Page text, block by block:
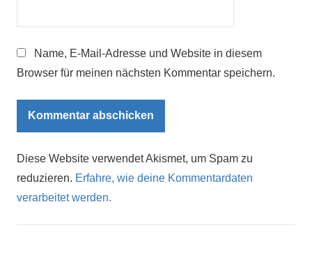
Name, E-Mail-Adresse und Website in diesem
Browser für meinen nächsten Kommentar speichern.
Diese Website verwendet Akismet, um Spam zu
reduzieren. Erfahre, wie deine Kommentardaten
verarbeitet werden.